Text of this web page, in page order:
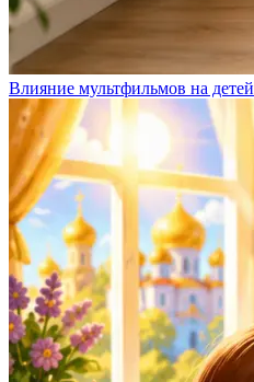
Влияние мультфильмов на детей